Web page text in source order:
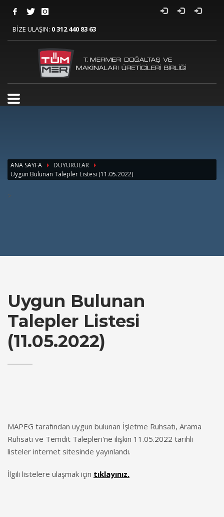
BİZE ULAŞIN: 0 312 440 83 63
ANA SAYFA
DUYURULAR
Uygun Bulunan Talepler Listesi (11.05.2022)
>
Uygun Bulunan
Talepler Listesi
(11.05.2022)
MAPEG tarafından uygun bulunan İşletme Ruhsatı, Arama
Ruhsatı ve Temdit Talepleri'ne ilişkin 11.05.2022 tarihli
listeler internet sitesinde yayınlandı.
İlgili listelere ulaşmak için tıklayınız.